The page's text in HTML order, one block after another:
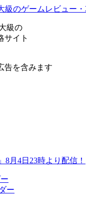
級の
サイト
告を含みます
8月4日23時より配信！
ー